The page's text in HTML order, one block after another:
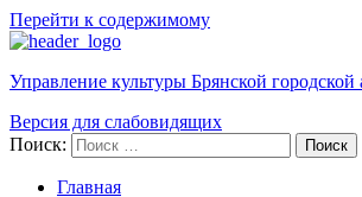
Перейти к содержимому
Управление культуры Брянской
Версия для слабовидящих
Поиск:
Поиск
Главная